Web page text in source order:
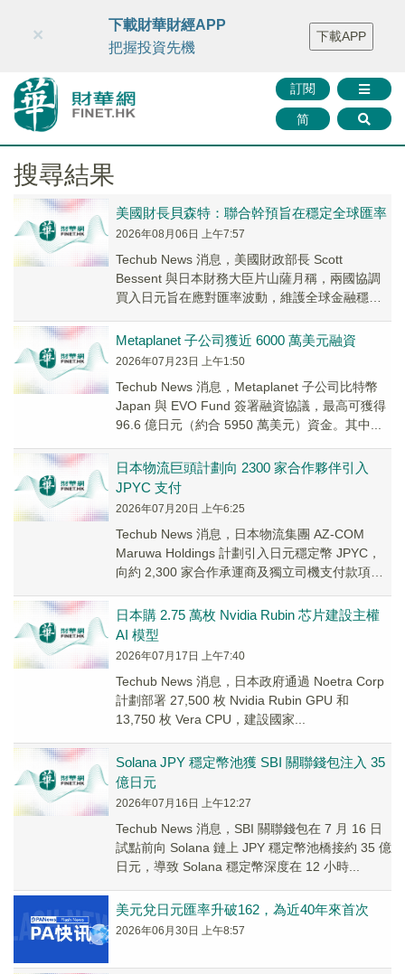
財華智庫網 FINTV FINMETA 財華證券 媒體矩陣
智庫沙龍
聯絡我們
訂閱
简
×
下載財華財經APP
把握投資先機
下載APP
搜尋結果
美國財長貝森特：聯合幹預旨在穩定全球匯率
2026年08月06日 上午7:57
Techub News 消息，美國財政部長 Scott
Bessent 與日本財務大臣片山薩月稱，兩國協調
買入日元旨在應對匯率波動，維護全球金融穩
Metaplanet 子公司獲近 6000 萬美元融資
2026年07月23日 上午1:50
Techub News 消息，Metaplanet 子公司比特幣
Japan 與 EVO Fund 簽署融資協議，最高可獲得
96.6 億日元（約合 5950 萬美元）資金。其中...
日本物流巨頭計劃向 2300 家合作夥伴引入
JPYC 支付
2026年07月20日 上午6:25
Techub News 消息，日本物流集團 AZ-COM
Maruwa Holdings 計劃引入日元穩定幣 JPYC，
向約 2,300 家合作承運商及獨立司機支付款項，
日本購 2.75 萬枚 Nvidia Rubin 芯片建設主權
AI 模型
2026年07月17日 上午7:40
Techub News 消息，日本政府通過 Noetra Corp
計劃部署 27,500 枚 Nvidia Rubin GPU 和
13,750 枚 Vera CPU，建設國家...
Solana JPY 穩定幣池獲 SBI 關聯錢包注入 35
億日元
2026年07月16日 上午12:27
Techub News 消息，SBI 關聯錢包在 7 月 16 日
試點前向 Solana 鏈上 JPY 穩定幣池橋接約 35 億
日元，導致 Solana 穩定幣深度在 12 小時...
美元兌日元匯率升破162，為近40年來首次
2026年06月30日 上午8:57